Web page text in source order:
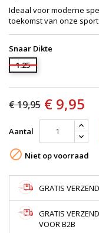
Ideaal voor moderne
toekomst van onze sport.
Snaar Dikte
1.25
€ 19,95 € 9,95
Aantal
 Niet op voorraad
GRATIS
GRATIS
VOOR B2B